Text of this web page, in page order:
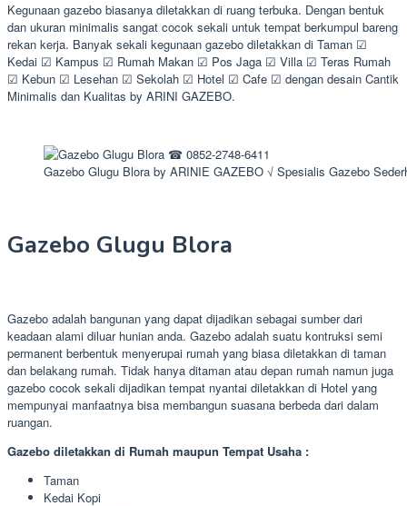
Kegunaan gazebo biasanya diletakkan di ruang terbuka. Dengan bentuk
dan ukuran minimalis sangat cocok sekali untuk tempat berkumpul bareng
rekan kerja. Banyak sekali kegunaan gazebo diletakkan di Taman ☑
Kedai ☑ Kampus ☑ Rumah Makan ☑ Pos Jaga ☑ Villa ☑ Teras Rumah
☑ Kebun ☑ Lesehan ☑ Sekolah ☑ Hotel ☑ Cafe ☑ dengan desain Cantik
Minimalis dan Kualitas by ARINI GAZEBO.
Gazebo Glugu Blora by ARINIE GAZEBO √ Spesialis Gazebo
Gazebo Glugu Blora
Gazebo adalah bangunan yang dapat dijadikan sebagai sumber dari
keadaan alami diluar hunian anda. Gazebo adalah suatu kontruksi semi
permanent berbentuk menyerupai rumah yang biasa diletakkan di taman
dan belakang rumah. Tidak hanya ditaman atau depan rumah namun juga
gazebo cocok sekali dijadikan tempat nyantai diletakkan di Hotel yang
mempunyai manfaatnya bisa membangun suasana berbeda dari dalam
ruangan.
Gazebo diletakkan di Rumah maupun Tempat Usaha :
Taman
Kedai Kopi